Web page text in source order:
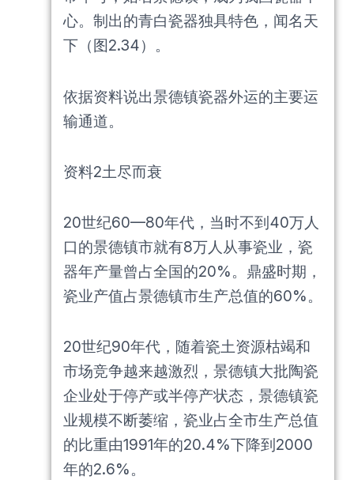
心。制出的青白瓷器独具特色，闻名天
下（图2.34）。
依据资料说出景德镇瓷器外运的主要运
输通道。
资料2土尽而衰
20世纪60—80年代，当时不到40万人
口的景德镇市就有8万人从事瓷业，瓷
器年产量曾占全国的20%。鼎盛时期，
瓷业产值占景德镇市生产总值的60%。
20世纪90年代，随着瓷土资源枯竭和
市场竞争越来越激烈，景德镇大批陶瓷
企业处于停产或半停产状态，景德镇瓷
业规模不断萎缩，瓷业占全市生产总值
的比重由1991年的20.4%下降到2000
年的2.6%。